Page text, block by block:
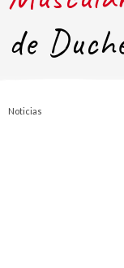
de
Noticias